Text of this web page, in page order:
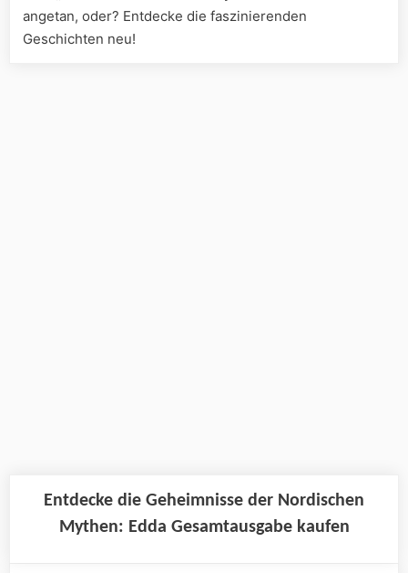
angetan, oder? Entdecke die faszinierenden
Geschichten neu!
Entdecke die Geheimnisse der Nordischen
Mythen: Edda Gesamtausgabe kaufen